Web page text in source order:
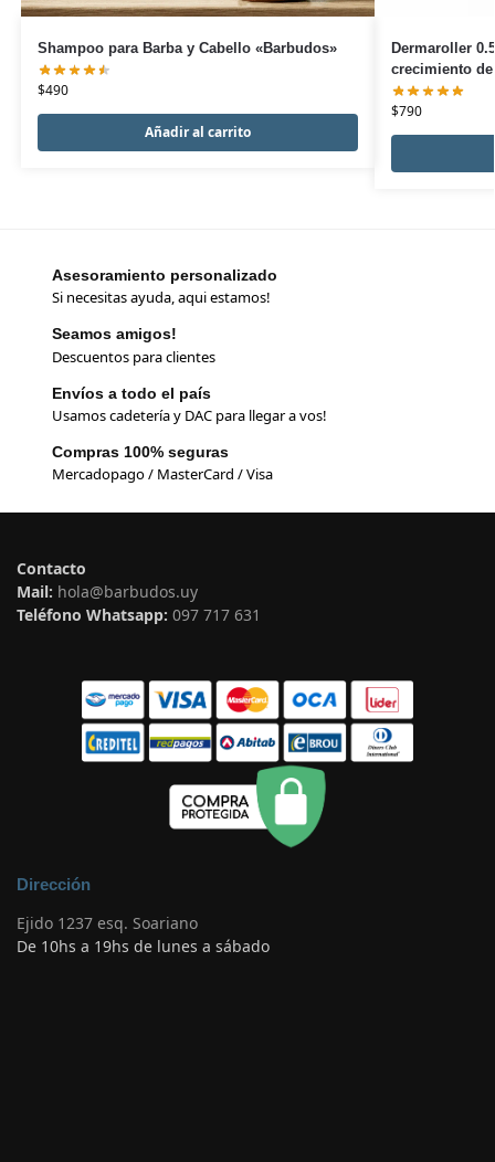
Shampoo para Barba y Cabello «Barbudos»
$490
Añadir al carrito
Dermaroller
crecimiento
$790
Asesoramiento personalizado
Si necesitas ayuda, aqui estamos!
Seamos amigos!
Descuentos para clientes
Envíos a todo el país
Usamos cadetería y DAC para llegar a vos!
Compras 100% seguras
Mercadopago / MasterCard / Visa
Contacto
Mail: hola@barbudos.uy
Teléfono Whatsapp: 097 717 631
Dirección
Ejido 1237 esq. Soariano
De 10hs a 19hs de lunes a sábado